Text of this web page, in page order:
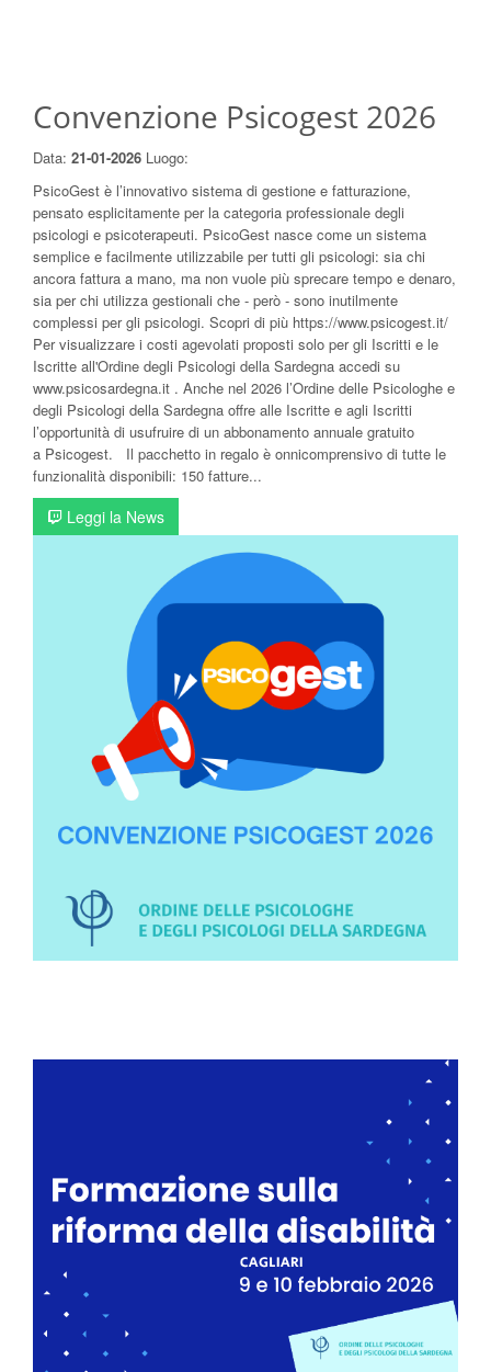
Convenzione Psicogest 2026
Data: 21-01-2026 Luogo:
PsicoGest è l’innovativo sistema di gestione e fatturazione,
pensato esplicitamente per la categoria professionale degli
psicologi e psicoterapeuti. PsicoGest nasce come un sistema
semplice e facilmente utilizzabile per tutti gli psicologi: sia chi
ancora fattura a mano, ma non vuole più sprecare tempo e denaro,
sia per chi utilizza gestionali che - però - sono inutilmente
complessi per gli psicologi. Scopri di più https://www.psicogest.it/
Per visualizzare i costi agevolati proposti solo per gli Iscritti e le
Iscritte all'Ordine degli Psicologi della Sardegna accedi su
www.psicosardegna.it . Anche nel 2026 l’Ordine delle Psicologhe e
degli Psicologi della Sardegna offre alle Iscritte e agli Iscritti
l’opportunità di usufruire di un abbonamento annuale gratuito
a Psicogest. Il pacchetto in regalo è onnicomprensivo di tutte le
funzionalità disponibili: 150 fatture...
Leggi la News